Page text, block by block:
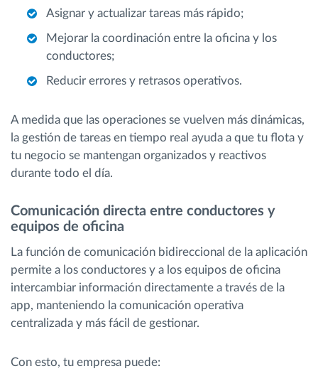
Asignar y actualizar tareas más rápido;
Mejorar la coordinación entre la oficina y los
conductores;
Reducir errores y retrasos operativos.
A medida que las operaciones se vuelven más dinámicas,
la gestión de tareas en tiempo real ayuda a que tu flota y
tu negocio se mantengan organizados y reactivos
durante todo el día.
Comunicación directa entre conductores y
equipos de oficina
La función de comunicación bidireccional de la aplicación
permite a los conductores y a los equipos de oficina
intercambiar información directamente a través de la
app, manteniendo la comunicación operativa
centralizada y más fácil de gestionar.
Con esto, tu empresa puede: